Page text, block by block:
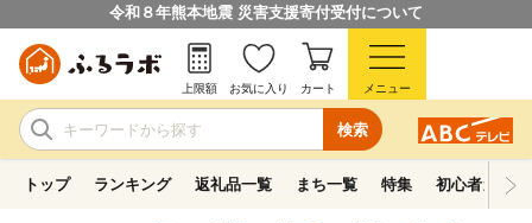
令和８年熊本地震 災害支援寄付受付について
検索
上限額 お気に入り カート メニュー
トップ ランキング 返礼品一覧 まち一覧 特集 初心者ガイド